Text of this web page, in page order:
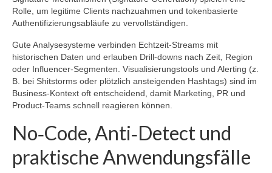
Rolle, um legitime Clients nachzuahmen und tokenbasierte
Authentifizierungsabläufe zu vervollständigen.
Gute Analysesysteme verbinden Echtzeit‑Streams mit
historischen Daten und erlauben Drill‑downs nach Zeit, Region
oder Influencer‑Segmenten. Visualisierungstools und Alerting (z.
B. bei Shitstorms oder plötzlich ansteigenden Hashtags) sind im
Business‑Kontext oft entscheidend, damit Marketing, PR und
Product‑Teams schnell reagieren können.
No‑Code, Anti‑Detect und
praktische Anwendungsfälle